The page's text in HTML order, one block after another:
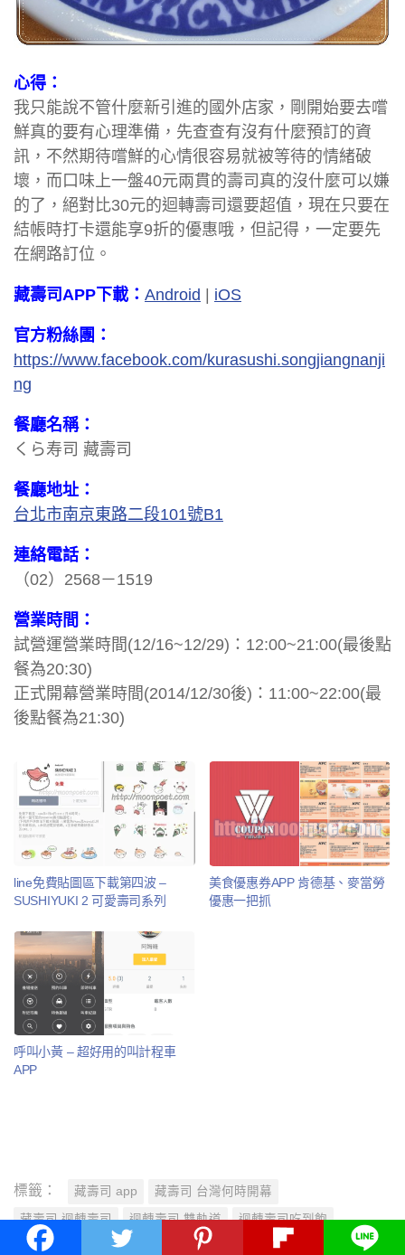
心得：
我只能說不管什麼新引進的國外店家，剛開始要去嚐
鮮真的要有心理準備，先查查有沒有什麼預訂的資
訊，不然期待嚐鮮的心情很容易就被等待的情緒破
壞，而口味上一盤40元兩貫的壽司真的沒什麼可以嫌
的了，絕對比30元的迴轉壽司還要超值，現在只要在
結帳時打卡還能享9折的優惠哦，但記得，一定要先
在網路訂位。
藏壽司APP下載： Android | iOS
官方粉絲團：
https://www.facebook.com/kurasushi.songjiangnanji
ng
餐廳名稱：
くら寿司 藏壽司
餐廳地址：
台北市南京東路二段101號B1
連絡電話：
（02）2568－1519
營業時間：
試營運營業時間(12/16~12/29)：12:00~21:00(最後點
餐為20:30)
正式開幕營業時間(2014/12/30後)：11:00~22:00(最
後點餐為21:30)
line免費貼圖區下載第四波 –
SUSHIYUKI 2 可愛壽司系列
美食優惠券APP 肯德基、麥當勞
優惠一把抓
呼叫小黃 – 超好用的叫計程車
APP
標籤： 藏壽司 app 藏壽司 台灣何時開幕
藏壽司 迴轉壽司 迴轉壽司 雙軌道 迴轉壽司吃到飽
迴轉壽司小遊戲